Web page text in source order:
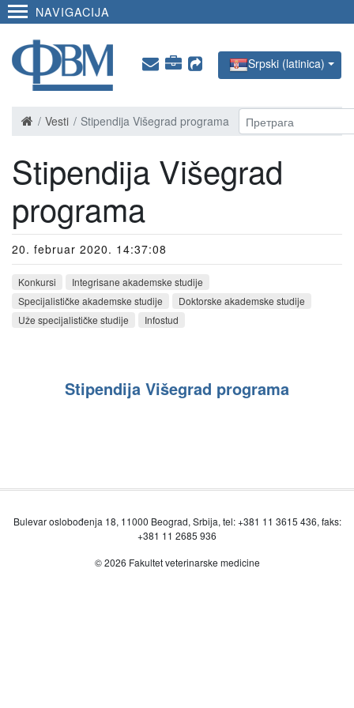
NAVIGACIJA
Srpski (latinica)
Vesti Stipendija Višegrad programa
Stipendija Višegrad
programa
20. februar 2020. 14:37:08
Konkursi
Integrisane akademske studije
Specijalističke akademske studije
Doktorske akademske studije
Uže specijalističke studije
Infostud
Stipendija Višegrad programa
Bulevar oslobođenja 18, 11000 Beograd, Srbija, tel: +381 11 3615 436, faks:
+381 11 2685 936
© 2026 Fakultet veterinarske medicine